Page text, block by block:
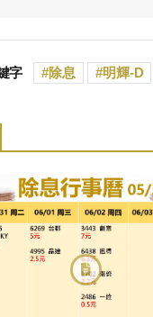
字 除息 明輝-D